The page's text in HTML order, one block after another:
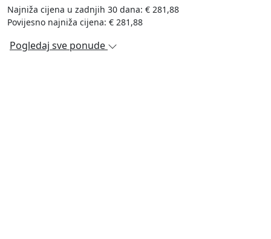
Najniža cijena u zadnjih 30 dana: € 281,88
Povijesno najniža cijena: € 281,88
Pogledaj sve ponude